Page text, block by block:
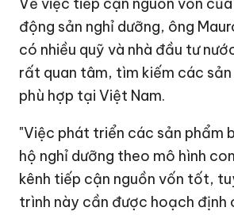
Về việc tiếp cận nguồn vốn
động sản nghỉ dưỡng, ông
có nhiều quỹ và nhà đầu tư
rất quan tâm, tìm kiếm các
phù hợp tại Việt Nam.
"Việc phát triển các sản phẩm
hộ nghỉ dưỡng theo mô hình
kênh tiếp cận nguồn vốn tốt,
trình này cần được hoạch định